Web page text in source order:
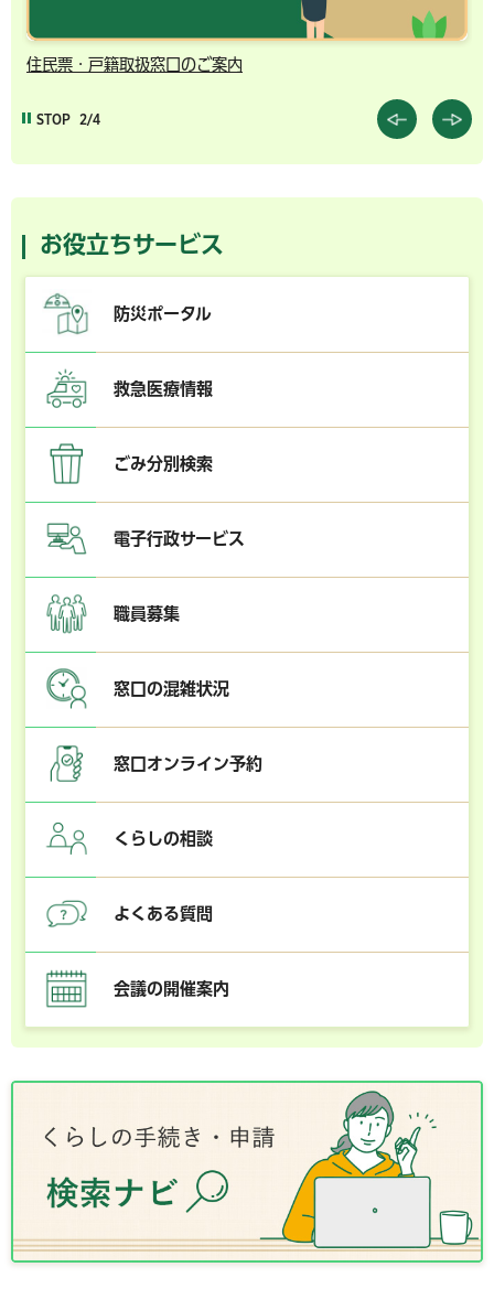
住民票・戸籍取扱窓口のご案内
STOP 2/4
お役立ちサービス
防災ポータル
救急医療情報
ごみ分別検索
電子行政サービス
職員募集
窓口の混雑状況
窓口オンライン予約
くらしの相談
よくある質問
会議の開催案内